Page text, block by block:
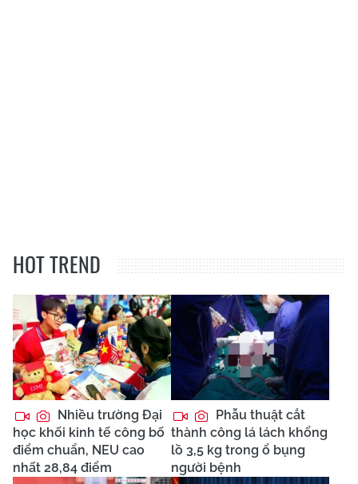
HOT TREND
Nhiều trường Đại
học khối kinh tế công bố
điểm chuẩn, NEU cao
nhất 28,84 điểm
Phẫu thuật cắt
thành công lá lách khổng
lồ 3,5 kg trong ổ bụng
người bệnh